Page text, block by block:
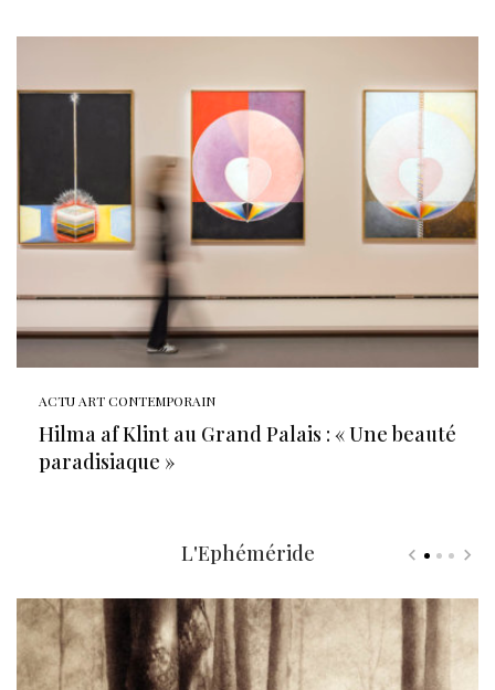
ACTU ART CONTEMPORAIN
Hilma af Klint au Grand Palais : « Une beauté
paradisiaque »
L'Ephéméride